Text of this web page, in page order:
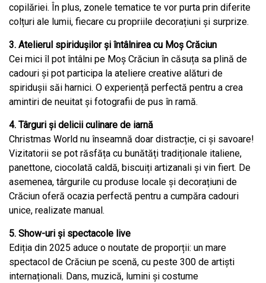
copilăriei. În plus, zonele tematice te vor purta prin diferite
colțuri ale lumii, fiecare cu propriile decorațiuni și surprize.
3. Atelierul spiridușilor și întâlnirea cu Moș Crăciun
Cei mici îl pot întâlni pe Moș Crăciun în căsuța sa plină de
cadouri și pot participa la ateliere creative alături de
spiridușii săi harnici. O experiență perfectă pentru a crea
amintiri de neuitat și fotografii de pus în ramă.
4. Târguri și delicii culinare de iarnă
Christmas World nu înseamnă doar distracție, ci și savoare!
Vizitatorii se pot răsfăța cu bunătăți tradiționale italiene,
panettone, ciocolată caldă, biscuiți artizanali și vin fiert. De
asemenea, târgurile cu produse locale și decorațiuni de
Crăciun oferă ocazia perfectă pentru a cumpăra cadouri
unice, realizate manual.
5. Show-uri și spectacole live
Ediția din 2025 aduce o noutate de proporții: un mare
spectacol de Crăciun pe scenă, cu peste 300 de artiști
internaționali. Dans, muzică, lumini și costume